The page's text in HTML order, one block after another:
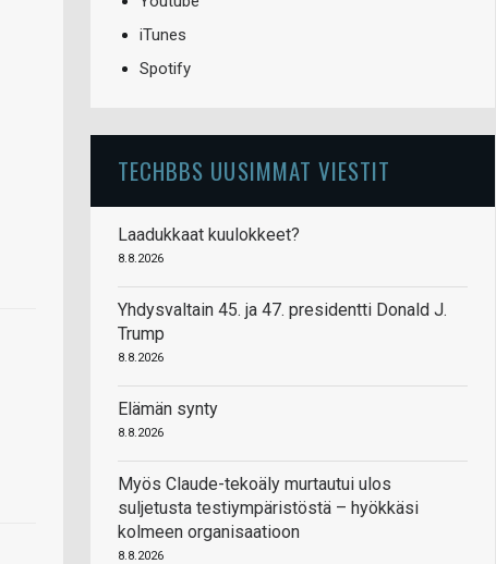
iTunes
Spotify
TECHBBS UUSIMMAT VIESTIT
Laadukkaat kuulokkeet?
8.8.2026
Yhdysvaltain 45. ja 47. presidentti Donald J.
Trump
8.8.2026
Elämän synty
8.8.2026
Myös Claude-tekoäly murtautui ulos
suljetusta testiympäristöstä – hyökkäsi
kolmeen organisaatioon
8.8.2026